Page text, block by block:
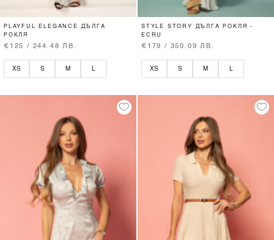
PLAYFUL ELEGANCE ДЪЛГА
РОКЛЯ
€125 / 244.48 ЛВ.
XS S M
STYLE STORY ДЪЛГА РОКЛЯ -
ECRU
€179 / 350.09 ЛВ.
XS S M